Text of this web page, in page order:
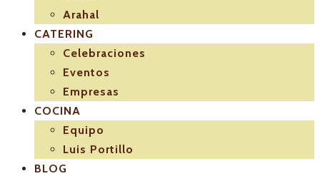
Arahal
CATERING
Celebraciones
Eventos
Empresas
COCINA
Equipo
Luis Portillo
BLOG